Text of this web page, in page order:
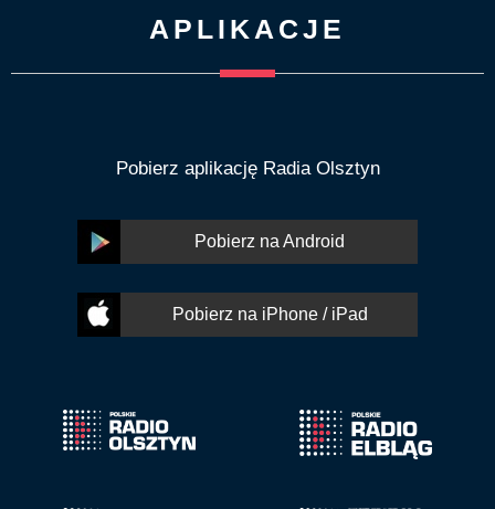
APLIKACJE
Pobierz aplikację Radia Olsztyn
Pobierz na Android
Pobierz na iPhone / iPad